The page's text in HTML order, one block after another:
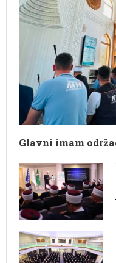
Glavni imam